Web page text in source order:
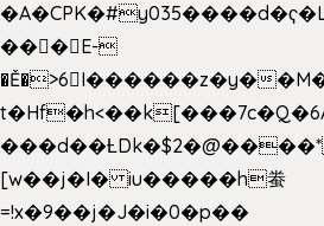
���E-
�Ě�>6򁊔I������z�y�
[w��j�I� iu�����h䖭
=!x�9��j�J�i�0�p��